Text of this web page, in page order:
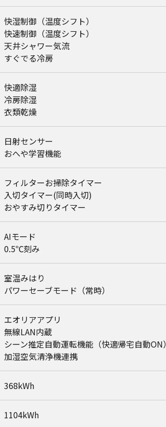
快湿制御（温度シフト）
快速制御（温度シフト）
天井シャワー気流
すぐでる冷房
快適除湿
冷房除湿
衣類乾燥
日射センサー
おへや学習機能
フィルターお掃除タイマー
入切タイマー(同時入切)
おやすみ切りタイマー
AIモード
0.5℃刻み
室温みはり
パワーセーブモード（常時）
エオリアアプリ
無線LAN内蔵
シーン推定自動運転機能（快適帰宅自動ON）
加湿空気清浄機連携
368kWh
1104kWh